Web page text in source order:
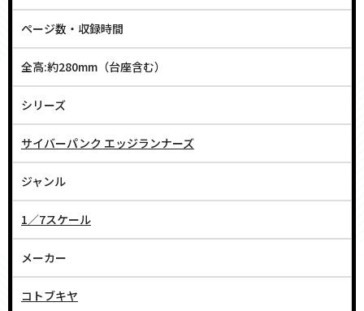
ページ数・収録時間
全高:約280mm（台座含む）
シリーズ
サイバーパンク エッジランナーズ
ジャンル
1／7スケール
メーカー
コトブキヤ